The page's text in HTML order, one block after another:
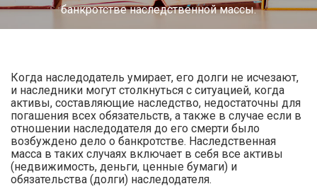
банкротстве наследственной массы.
Когда наследодатель умирает, его долги не исчезают,
и наследники могут столкнуться с ситуацией, когда
активы, составляющие наследство, недостаточны для
погашения всех обязательств, а также в случае если в
отношении наследодателя до его смерти было
возбуждено дело о банкротстве. Наследственная
масса в таких случаях включает в себя все активы
(недвижимость, деньги, ценные бумаги) и
обязательства (долги) наследодателя.